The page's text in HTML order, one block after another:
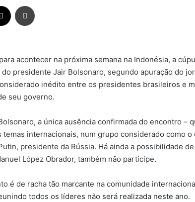
e-
mail
acontecer na próxima semana na Indonésia, a
presidente Jair Bolsonaro, segundo apuração do
inédito entre os presidentes brasileiros e
seu governo.
a única ausência confirmada do encontro –
temas internacionais, num grupo considerado como
presidente da Rússia. Há ainda a possibilidade
López Obrador, também não participe.
é de racha tão marcante na comunidade
todos os líderes não será realizada neste ano.